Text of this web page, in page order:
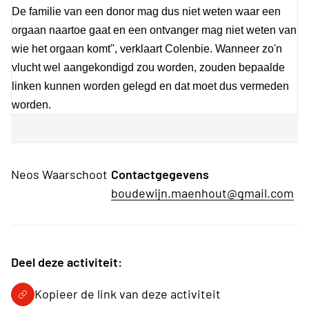
De familie van een donor mag dus niet weten waar een
orgaan naartoe gaat en een ontvanger mag niet weten van
wie het orgaan komt", verklaart Colenbie. Wanneer zo'n
vlucht wel aangekondigd zou worden, zouden bepaalde
linken kunnen worden gelegd en dat moet dus vermeden
worden.
Neos Waarschoot Contactgegevens
boudewijn.maenhout@gmail.com
Deel deze activiteit:
Kopieer de link van deze activiteit